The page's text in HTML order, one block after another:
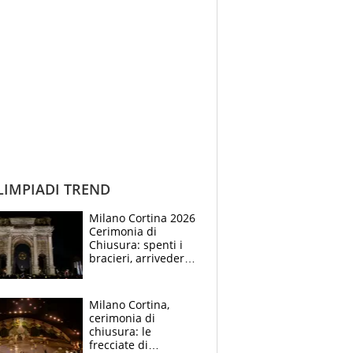
TREND
Milano Cortina 2026
Cerimonia di
Chiusura: spenti i
bracieri, arrivederci
un nuovo standard"
Milano Cortina,
cerimonia di
chiusura: le
frecciate di